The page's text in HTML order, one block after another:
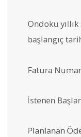
Ondoku
başlangıç
Fatura
İstenen
Planlanan